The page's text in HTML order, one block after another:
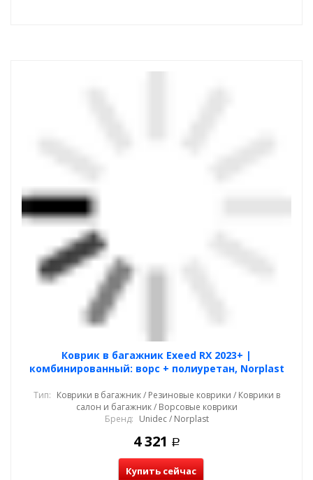
Коврик в багажник Exeed RX 2023+ |
комбинированный: ворс + полиуретан, Norplast
Тип: Коврики в багажник / Резиновые коврики / Коврики в
салон и багажник / Ворсовые коврики
Бренд: Unidec / Norplast
4 321 Р
Купить сейчас